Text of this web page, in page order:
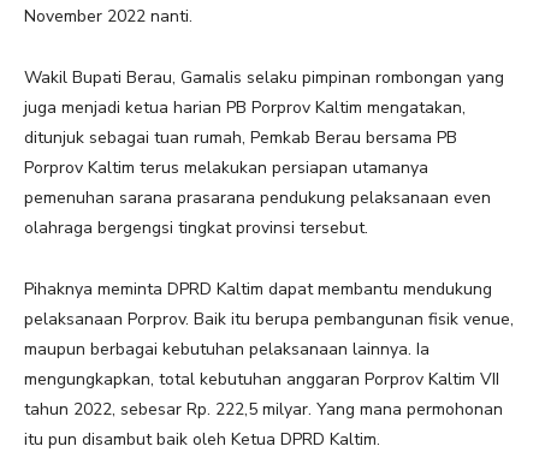
November 2022 nanti.
Wakil Bupati Berau, Gamalis selaku pimpinan rombongan yang
juga menjadi ketua harian PB Porprov Kaltim mengatakan,
ditunjuk sebagai tuan rumah, Pemkab Berau bersama PB
Porprov Kaltim terus melakukan persiapan utamanya
pemenuhan sarana prasarana pendukung pelaksanaan even
olahraga bergengsi tingkat provinsi tersebut.
Pihaknya meminta DPRD Kaltim dapat membantu mendukung
pelaksanaan Porprov. Baik itu berupa pembangunan fisik venue,
maupun berbagai kebutuhan pelaksanaan lainnya. Ia
mengungkapkan, total kebutuhan anggaran Porprov Kaltim VII
tahun 2022, sebesar Rp. 222,5 milyar. Yang mana permohonan
itu pun disambut baik oleh Ketua DPRD Kaltim.